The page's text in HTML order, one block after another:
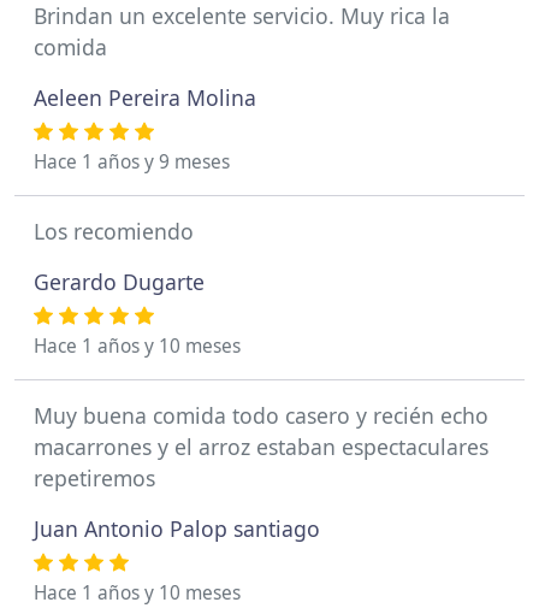
Brindan un excelente servicio. Muy rica la
comida
Aeleen Pereira Molina
Hace 1 años y 9 meses
Los recomiendo
Gerardo Dugarte
Hace 1 años y 10 meses
Muy buena comida todo casero y recién echo
macarrones y el arroz estaban espectaculares
repetiremos
Juan Antonio Palop santiago
Hace 1 años y 10 meses